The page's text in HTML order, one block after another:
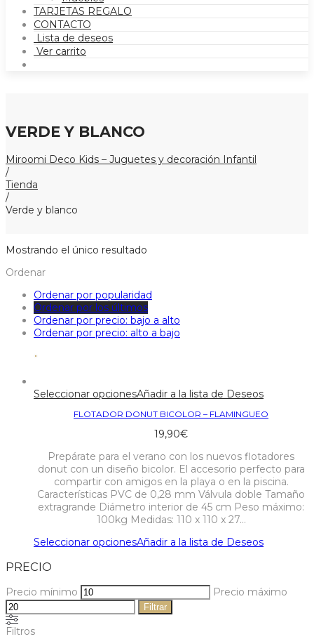
TARJETAS REGALO
CONTACTO
Lista de deseos
Ver carrito
VERDE Y BLANCO
Miroomi Deco Kids – Juguetes y decoración Infantil
/
Tienda
/
Verde y blanco
Mostrando el único resultado
Ordenar
Ordenar por popularidad
Ordenar por los últimos
Ordenar por precio: bajo a alto
Ordenar por precio: alto a bajo
Seleccionar opcionesAñadir a la lista de Deseos
FLOTADOR DONUT BICOLOR – FLAMINGUEO
19,90€
Prepárate para el verano con los nuevos flotadores
donut con un diseño bicolor. El accesorio perfecto para
compartir con amigos en la playa o en la piscina.
Características PVC de 0,28 mm Válvula doble Tamaño
extragrande Diámetro interior de 45 cm Peso máximo:
100kg Medidas: 110 x 110 x 27…
Seleccionar opcionesAñadir a la lista de Deseos
PRECIO
Precio mínimo Precio máximo
Filtrar
Filtros